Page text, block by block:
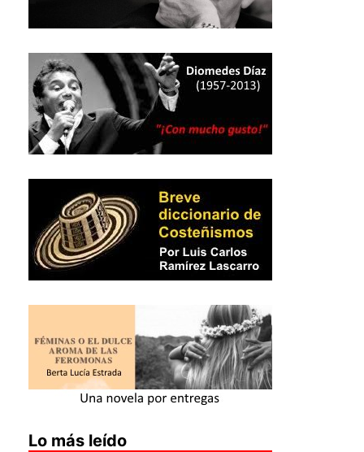
Lo más leído